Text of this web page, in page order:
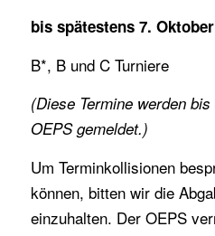
bis spätestens 7.
B*, B und C Turniere
(Diese Termine werden
OEPS gemeldet.)
Um Terminkollisionen
können, bitten wir die
einzuhalten. Der OEPS